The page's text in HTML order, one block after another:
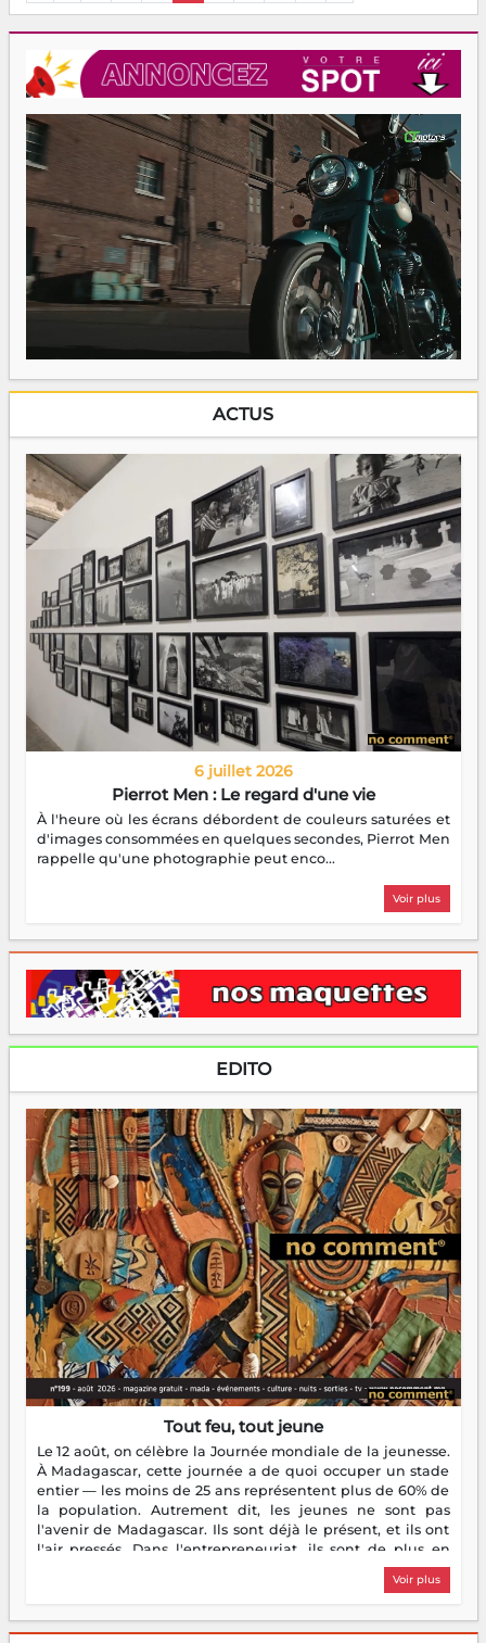
ACTUS
6 juillet 2026
Pierrot Men : Le regard d'une vie
À l'heure où les écrans débordent de couleurs saturées et
d'images consommées en quelques secondes, Pierrot Men
rappelle qu'une photographie peut enco...
Voir plus
EDITO
Tout feu, tout jeune
Le 12 août, on célèbre la Journée mondiale de la jeunesse.
À Madagascar, cette journée a de quoi occuper un stade
entier — les moins de 25 ans représentent plus de 60% de
la population. Autrement dit, les jeunes ne sont pas
l'avenir de Madagascar. Ils sont déjà le présent, et ils ont
l'air pressés. Dans l'entrepreneuriat, ils sont de plus en
plus nombreux à se lancer, à créer, à risquer — souvent
sans filet, souvent sans aide, mais toujours avec cette
dorment vraiment la nuit. En culture, les nouvelles sont
Voir plus